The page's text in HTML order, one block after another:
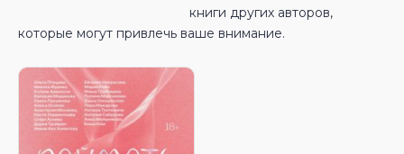
книги других авторов,
которые могут привлечь ваше внимание.